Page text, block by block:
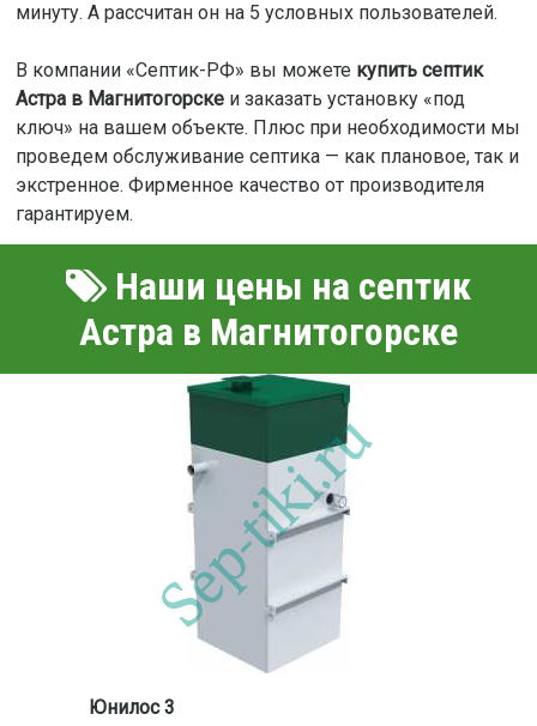
минуту. А рассчитан он на 5 условных пользователей.
В компании «Септик-РФ» вы можете купить септик
Астра в Магнитогорскеи заказать установку «под
ключ» на вашем объекте. Плюс при необходимости мы
проведем обслуживание септика — как плановое, так и
экстренное. Фирменное качество от производителя
гарантируем.
Наши цены на септик
Астра в Магнитогорске
Юнилос 3